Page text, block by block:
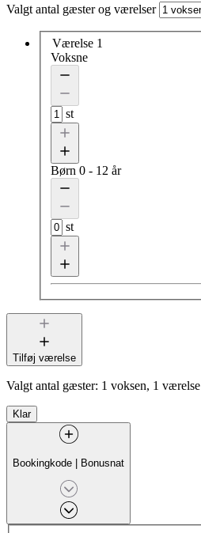
Valgt antal gæster og værelser
Værelse 1
Voksne
st
Børn 0 - 12 år
st
Tilføj værelse
Valgt antal gæster: 1 voksen, 1 værelse
Klar
Bookingkode | Bonusnat